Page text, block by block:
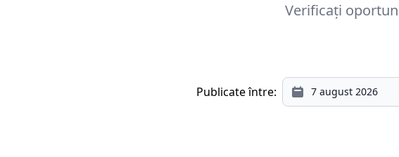
Verificați
Publicate între: